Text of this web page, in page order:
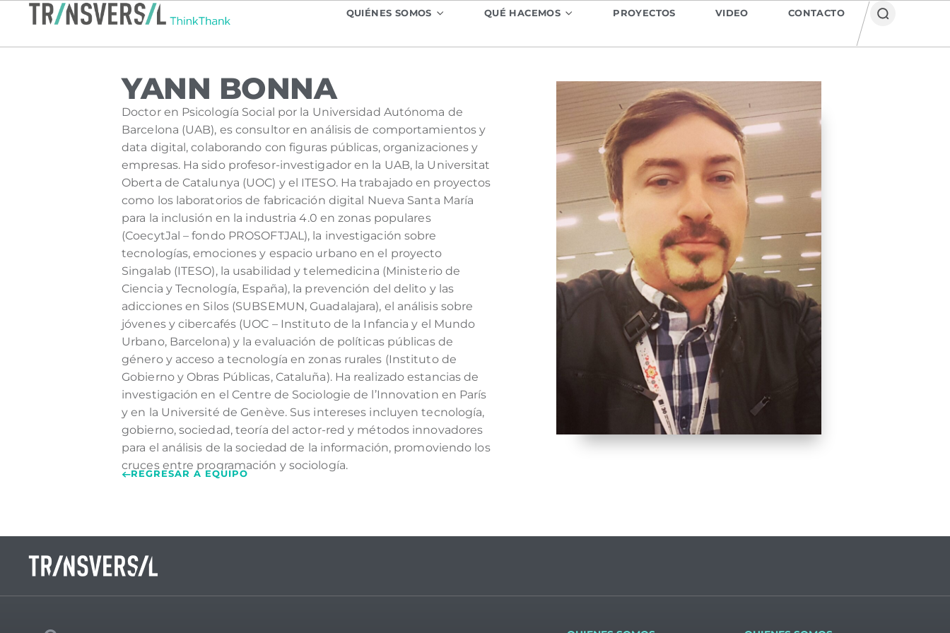
QUIÉNES SOMOS QUÉ HACEMOS PROYECTOS VIDEO CONTACTO
YANN BONNA
Doctor en Psicología Social por la Universidad Autónoma de
Barcelona (UAB), es consultor en análisis de comportamientos y
data digital, colaborando con figuras públicas, organizaciones y
empresas. Ha sido profesor-investigador en la UAB, la Universitat
Oberta de Catalunya (UOC) y el ITESO. Ha trabajado en proyectos
como los laboratorios de fabricación digital Nueva Santa María
para la inclusión en la industria 4.0 en zonas populares
(CoecytJal – fondo PROSOFTJAL), la investigación sobre
tecnologías, emociones y espacio urbano en el proyecto
Singalab (ITESO), la usabilidad y telemedicina (Ministerio de
Ciencia y Tecnología, España), la prevención del delito y las
adicciones en Silos (SUBSEMUN, Guadalajara), el análisis sobre
jóvenes y cibercafés (UOC – Instituto de la Infancia y el Mundo
Urbano, Barcelona) y la evaluación de políticas públicas de
género y acceso a tecnología en zonas rurales (Instituto de
Gobierno y Obras Públicas, Cataluña). Ha realizado estancias de
investigación en el Centre de Sociologie de l’Innovation en París
y en la Université de Genève. Sus intereses incluyen tecnología,
gobierno, sociedad, teoría del actor-red y métodos innovadores
para el análisis de la sociedad de la información, promoviendo los
cruces entre programación y sociología.
REGRESAR A EQUIPO